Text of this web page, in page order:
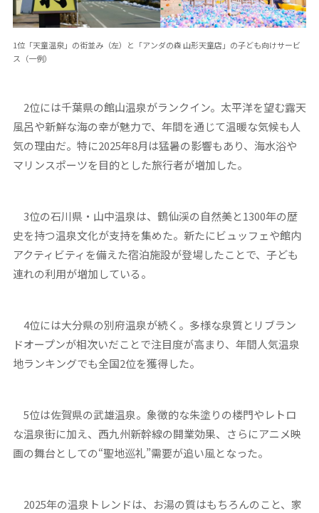
1位「天童温泉」の街並み（左）と「アンダの森 山形天童店」の子ども向けサービ
ス（一例）
2位には千葉県の館山温泉がランクイン。太平洋を望む露天
風呂や新鮮な海の幸が魅力で、年間を通じて温暖な気候も人
気の理由だ。特に2025年8月は猛暑の影響もあり、海水浴や
マリンスポーツを目的とした旅行者が増加した。
3位の石川県・山中温泉は、鶴仙渓の自然美と1300年の歴
史を持つ温泉文化が支持を集めた。新たにビュッフェや館内
アクティビティを備えた宿泊施設が登場したことで、子ども
連れの利用が増加している。
4位には大分県の別府温泉が続く。多様な泉質とリブラン
ドオープンが相次いだことで注目度が高まり、年間人気温泉
地ランキングでも全国2位を獲得した。
5位は佐賀県の武雄温泉。象徴的な朱塗りの楼門やレトロ
な温泉街に加え、西九州新幹線の開業効果、さらにアニメ映
画の舞台としての“聖地巡礼”需要が追い風となった。
2025年の温泉トレンドは、お湯の質はもちろんのこと、家